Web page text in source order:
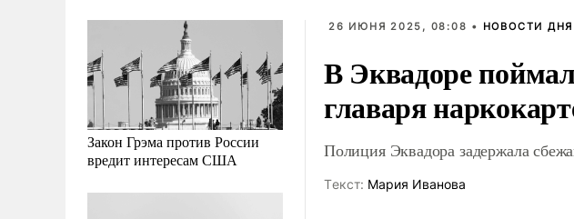
Закон Грэма против России
вредит интересам США
26 ИЮНЯ 2025, 08:08 • НОВОСТИ ДНЯ
В Эквадоре
главаря
Полиция Эквадора задержала
Tекст: Мария Иванова